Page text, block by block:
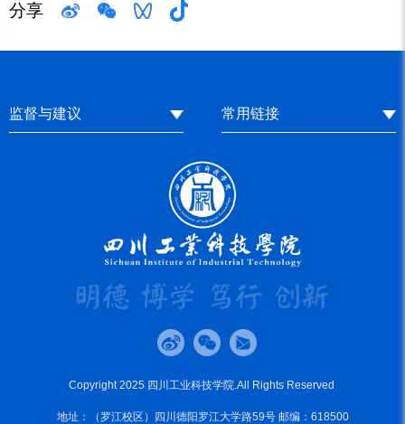
分享
监督与建议 常用链接
Copyright 2025 四川工业科技学院.All Rights Reserved
地址：（罗江校区）四川德阳罗江大学路59号 邮编：618500